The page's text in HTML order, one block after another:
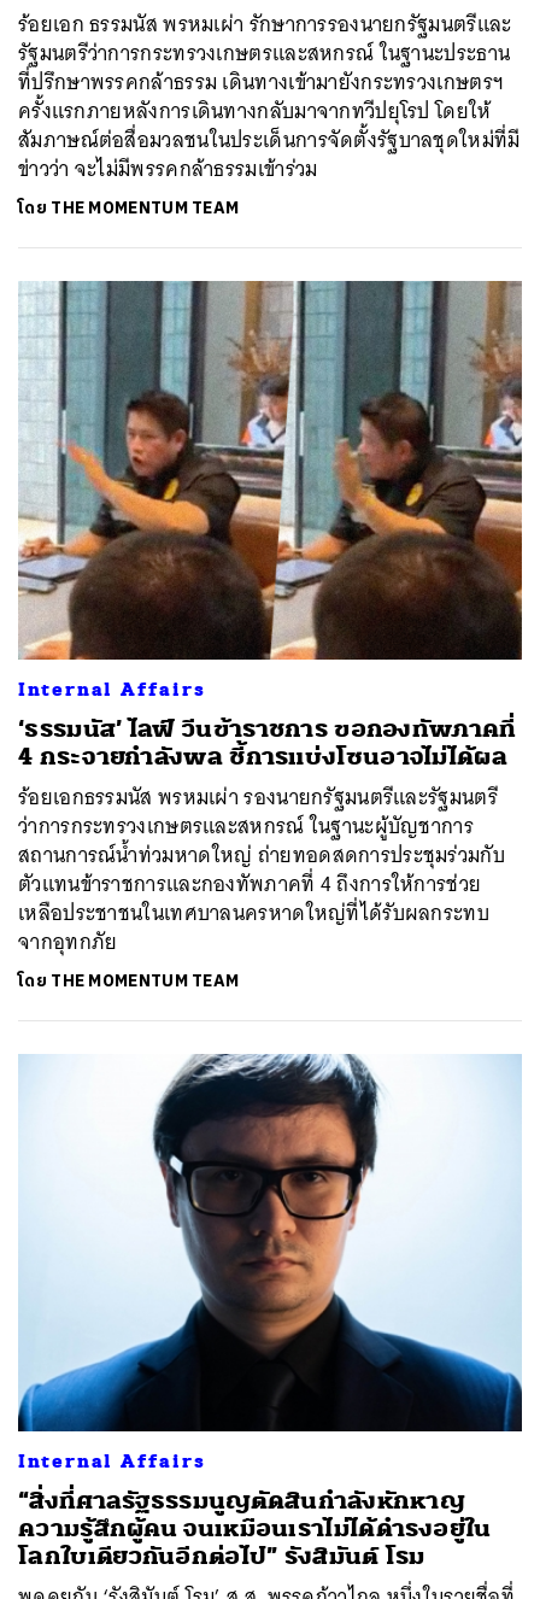
ร้อยเอก ธรรมนัส พรหมเผ่า รักษาการรองนายกรัฐมนตรีและ
รัฐมนตรีว่าการกระทรวงเกษตรและสหกรณ์ ในฐานะประธาน
ที่ปรึกษาพรรคกล้าธรรม เดินทางเข้ามายังกระทรวงเกษตรฯ
ครั้งแรกภายหลังการเดินทางกลับมาจากทวีปยุโรป โดยให้
สัมภาษณ์ต่อสื่อมวลชนในประเด็นการจัดตั้งรัฐบาลชุดใหม่ที่มี
ข่าวว่า จะไม่มีพรรคกล้าธรรมเข้าร่วม
โดย THE MOMENTUM TEAM
Internal Affairs
‘ธรรมนัส’ ไลฟ์ วีนข้าราชการ ขอกองทัพภาคที่
4 กระจายกำลังพล ชี้การแบ่งโซนอาจไม่ได้ผล
ร้อยเอกธรรมนัส พรหมเผ่า รองนายกรัฐมนตรีและรัฐมนตรี
ว่าการกระทรวงเกษตรและสหกรณ์ ในฐานะผู้บัญชาการ
สถานการณ์น้ำท่วมหาดใหญ่ ถ่ายทอดสดการประชุมร่วมกับ
ตัวแทนข้าราชการและกองทัพภาคที่ 4 ถึงการให้การช่วย
เหลือประชาชนในเทศบาลนครหาดใหญ่ที่ได้รับผลกระทบ
จากอุทกภัย
โดย THE MOMENTUM TEAM
Internal Affairs
“สิ่งที่ศาลรัฐธรรมนูญตัดสินกำลังหักหาญ
ความรู้สึกผู้คน จนเหมือนเราไม่ได้ดำรงอยู่ใน
โลกใบเดียวกันอีกต่อไป” รังสิมันต์ โรม